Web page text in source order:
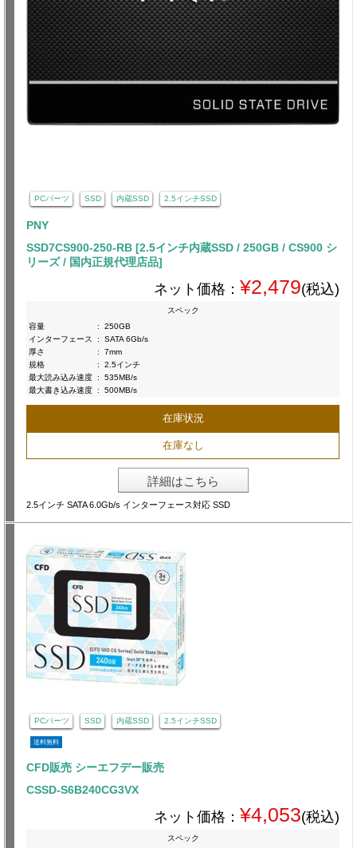
PCパーツ SSD 内蔵SSD 2.5インチSSD
PNY
SSD7CS900-250-RB [2.5インチ内蔵SSD / 250GB / CS900 シ
リーズ / 国内正規代理店品]
ネット価格： ¥2,479(税込)
スペック
容量
:
250GB
インターフェース
:
SATA 6Gb/s
厚さ
:
7mm
規格
:
2.5インチ
最大読み込み速度 :
535MB/s
最大書き込み速度 : 500MB/s
在庫状況
在庫なし
詳細はこちら
2.5インチ SATA 6.0Gb/s インターフェース対応 SSD
PCパーツ SSD 内蔵SSD 2.5インチSSD
送料無料
CFD販売 シーエフデー販売
CSSD-S6B240CG3VX
ネット価格： ¥4,053(税込)
スペック